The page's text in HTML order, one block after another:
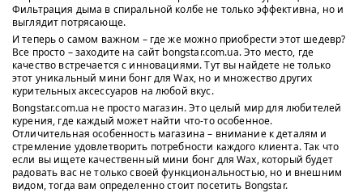
Фильтрация дыма в спиральной колбе не только эффективна, но и
выглядит потрясающе.
И теперь о самом важном – где же можно приобрести этот шедевр?
Все просто – заходите на сайт bongstar.com.ua. Это место, где
качество встречается с инновациями. Тут вы найдете не только
этот уникальный мини бонг для Wax, но и множество других
курительных аксессуаров на любой вкус.
Bongstar.com.ua не просто магазин. Это целый мир для любителей
курения, где каждый может найти что-то особенное.
Отличительная особенность магазина – внимание к деталям и
стремление удовлетворить потребности каждого клиента. Так что
если вы ищете качественный мини бонг для Wax, который будет
радовать вас не только своей функциональностью, но и внешним
видом, тогда вам определенно стоит посетить Bongstar.